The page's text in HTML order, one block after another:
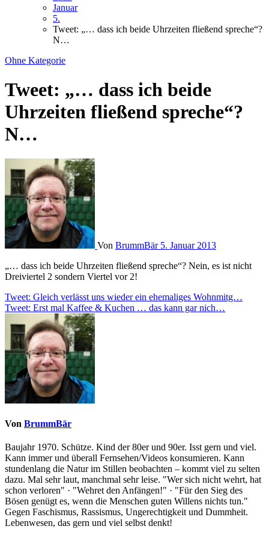
Januar
5.
Tweet: „… dass ich beide Uhrzeiten fließend spreche“?
N…
Ohne Kategorie
Tweet: „… dass ich beide
Uhrzeiten fließend spreche“?
N…
Von BrummBär 5. Januar 2013
„… dass ich beide Uhrzeiten fließend spreche“? Nein, es ist nicht
Dreiviertel 2 sondern Viertel vor 2!
Beitragsnavigation
Tweet: Gleich verlässt uns wieder ein ehemaliges Wohnmitg…
Tweet: Erst mal Kaffee & Kuchen … das kann gar nich…
Von BrummBär
Baujahr 1970. Schütze. Kind der 80er und 90er. Isst gern und viel.
Kann immer und überall Fernsehen/Videos konsumieren. Kann
stundenlang die Natur im Stillen beobachten – kommt viel zu selten
dazu. Mal sehr laut, manchmal sehr leise. "Wer sich nicht wehrt, hat
schon verloren" · "Wehret den Anfängen!" · "Für den Sieg des
Bösen genügt es, wenn die Menschen guten Willens nichts tun."
Gegen Faschismus, Rassismus, Ungerechtigkeit und Dummheit.
Lebenwesen, das gern und viel selbst denkt!